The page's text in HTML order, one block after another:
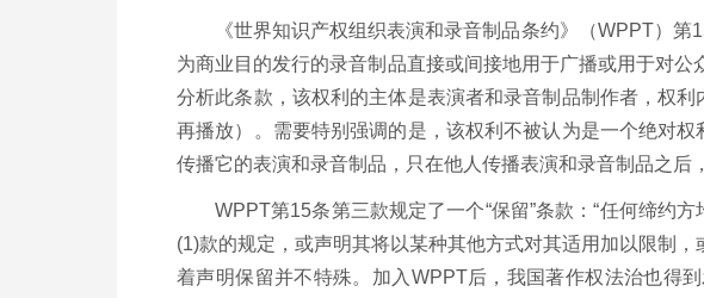
《世界知识产权组织表演和录音制品条约》（WPPT）
为商业目的发行的录音制品直接或间接地用于广播或用于对
分析此条款，该权利的主体是表演者和录音制品制作者，权
再播放）。需要特别强调的是，该权利不被认为是一个绝对
传播它的表演和录音制品，只在他人传播表演和录音制品之后
WPPT第15条第三款规定了一个“保留”条款：“任何缔约
(1)款的规定，或声明其将以某种其他方式对其适用加以限制
着声明保留并不特殊。加入WPPT后，我国著作权法治也得